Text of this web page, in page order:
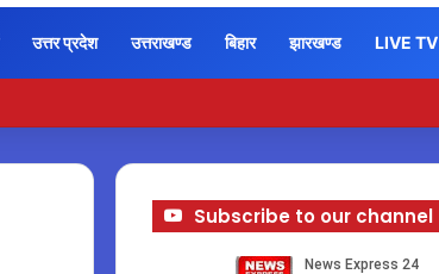
उत्तर प्रदेश उत्तराखण्ड बिहार झारखण्ड LIVE TV
Subscribe to our channel